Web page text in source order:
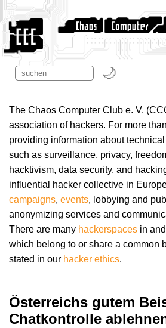
The Chaos Computer Club e. V.
association of hackers. For more
providing information about
such as surveillance, privacy,
hacktivism, data security, and
influential hacker collective in
campaigns, events, lobbying and
anonymizing services and
There are many hackerspaces in
which belong to or share a common
stated in our hacker ethics.
Österreichs gutem
Chatkontrolle